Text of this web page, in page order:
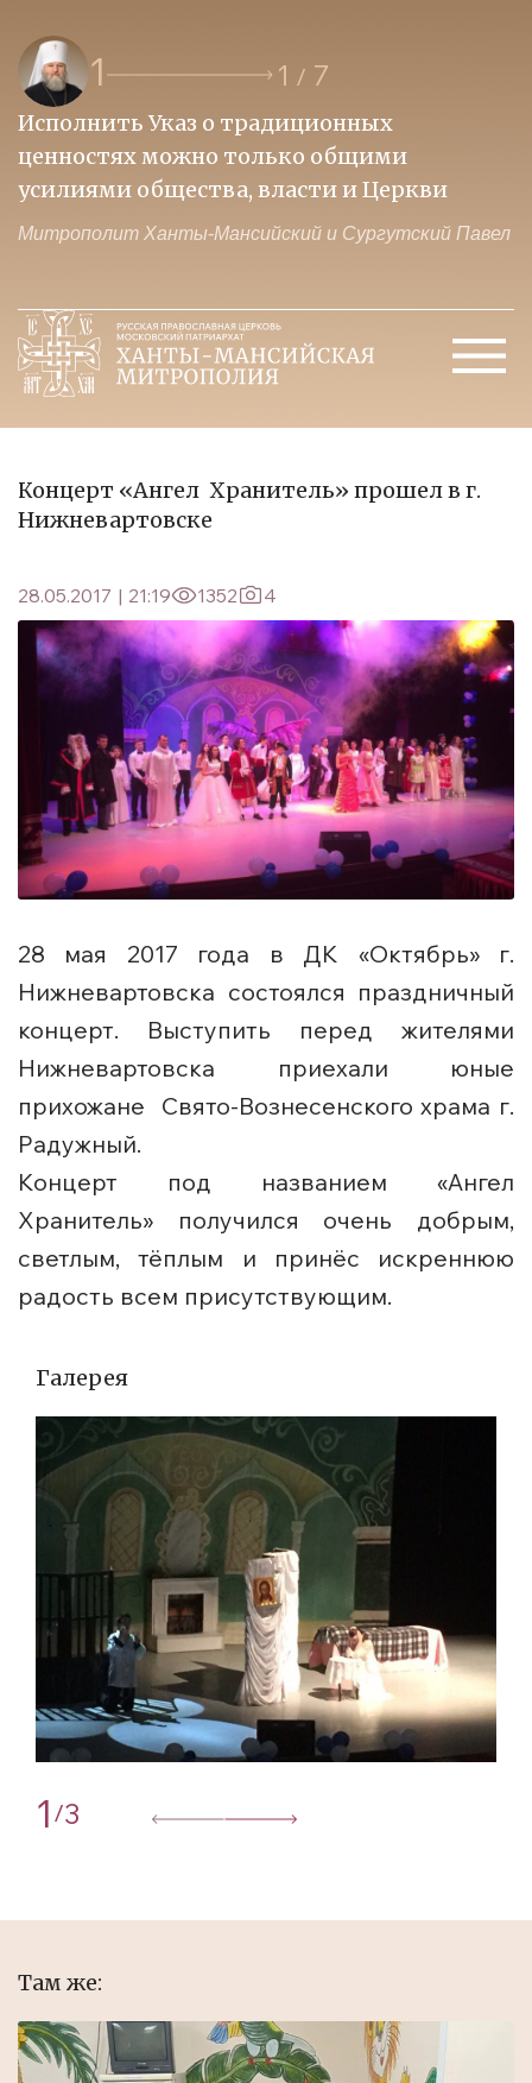
1 1 / 7
Исполнить Указ о традиционных
ценностях можно только общими
усилиями общества, власти и Церкви
Митрополит Ханты-Мансийский и Сургутский Павел
Концерт «Ангел Хранитель» прошел в г.
Нижневартовске
28.05.2017 | 21:19 1352 4
28 мая 2017 года в ДК «Октябрь» г.
Нижневартовска состоялся праздничный
концерт. Выступить перед жителями
Нижневартовска приехали юные
прихожане Свято-Вознесенского храма г.
Радужный.
Концерт под названием «Ангел
Хранитель» получился очень добрым,
светлым, тёплым и принёс искреннюю
радость всем присутствующим.
Галерея
1 /3
Там же: